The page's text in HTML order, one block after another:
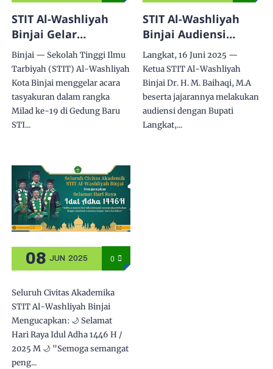
STIT Al-Washliyah
Binjai Gelar
Tasyakuran Milad ke-
19, Tumbuh Dalam
Iman, Bersyukur
dalam Ilmu, Kokoh
dalam Silaturahmi
Binjai — Sekolah Tinggi Ilmu
Tarbiyah (STIT) Al-Washliyah
Kota Binjai menggelar acara
tasyakuran dalam rangka
Milad ke-19 di Gedung Baru
STI...
STIT Al-Washliyah
Binjai Audiensi
dengan Bupati
Langkat, Bahas MoU
Pendidikan dan
Beasiswa Mahasiswa
Langkat, 16 Juni 2025 —
Ketua STIT Al-Washliyah
Binjai Dr. H. M. Baihaqi, M.A
beserta jajarannya melakukan
audiensi dengan Bupati
Langkat,...
08 JUN 2025 0
Seluruh Civitas Akademika
STIT Al-Washliyah Binjai
Mengucapkan: 🌙 Selamat
Hari Raya Idul Adha 1446 H /
2025 M 🌙 "Semoga semangat
peng...